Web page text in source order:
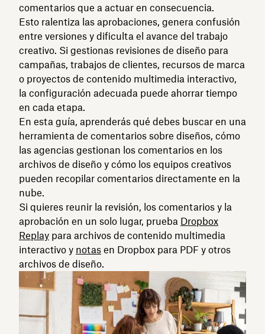
comentarios que a actuar en consecuencia.
Esto ralentiza las aprobaciones, genera confusión
entre versiones y dificulta el avance del trabajo
creativo. Si gestionas revisiones de diseño para
campañas, trabajos de clientes, recursos de marca
o proyectos de contenido multimedia interactivo,
la configuración adecuada puede ahorrar tiempo
en cada etapa.
En esta guía, aprenderás qué debes buscar en una
herramienta de comentarios sobre diseños, cómo
las agencias gestionan los comentarios en los
archivos de diseño y cómo los equipos creativos
pueden recopilar comentarios directamente en la
nube.
Si quieres reunir la revisión, los comentarios y la
aprobación en un solo lugar, prueba Dropbox
Replay para archivos de contenido multimedia
interactivo y notas en Dropbox para PDF y otros
archivos de diseño.